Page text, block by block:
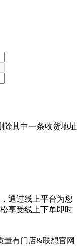
除其中一条收货地址
通过线上平台为您
享受线上下单即时
量有门店&联想官网